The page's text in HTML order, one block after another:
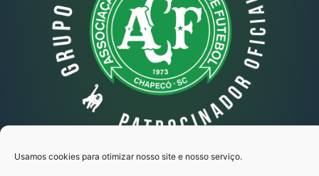
Usamos cookies para otimizar nosso site e nosso serviço.